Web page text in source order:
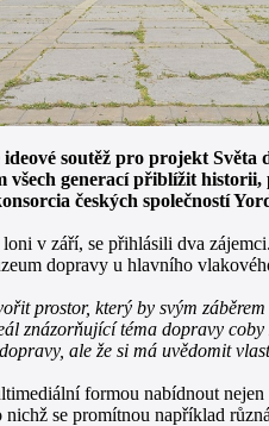
soutěž pro projekt
generací přiblížit
českých společností
v září, se přihlásili dva
dopravy u hlavního
prostor, který by svým
znázorňující téma dopravy
ale že si má uvědomit
formou nabídnout
nichž se promítnou například